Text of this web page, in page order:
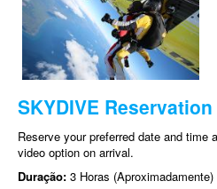
SKYDIVE Reservation
Reserve your preferred date and time
video option on arrival.
Duração: 3 Horas (Aproximadamente)